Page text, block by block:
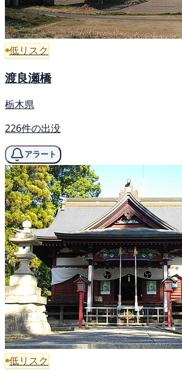
低リスク
渡良瀬橋
栃木県
226件の出没
アラート
低リスク